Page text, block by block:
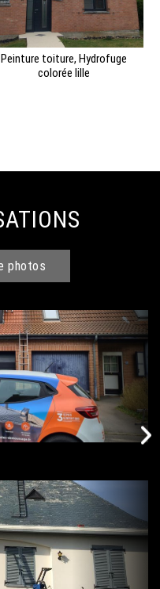
Peinture toiture, Hydrofuge
colorée lille
photos